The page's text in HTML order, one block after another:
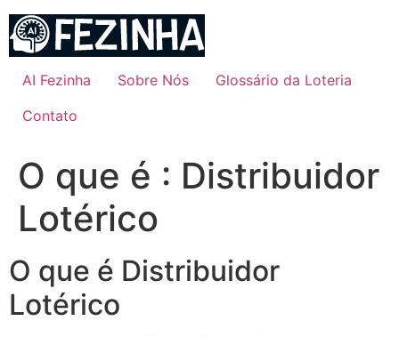
para
conteúdo
AI Fezinha Sobre Nós
Glossário da Loteria
Contato
O que é : Distribuidor
Lotérico
O que é Distribuidor
Lotérico